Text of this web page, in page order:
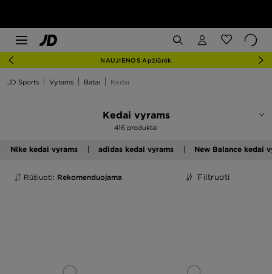
NAUJIENOS Apžiūrėk
JD Sports Vyrams Batai Kedai
Kedai vyrams
416 produktai
Nike kedai vyrams adidas kedai vyrams New Balance kedai
Rūšiuoti: Rekomenduojama Filtruoti